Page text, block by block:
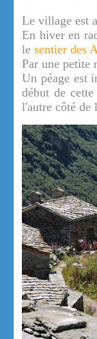
Le village est
En hiver en
le sentier des
Par une petite
Un péage est
début de
l'autre côté de